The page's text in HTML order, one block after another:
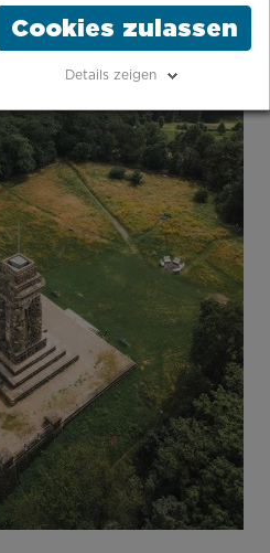
Cookies zulassen
Details zeigen